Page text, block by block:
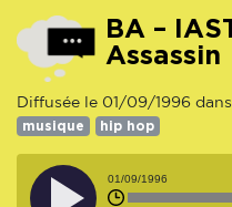
BA – IASTAR – Soul
Assassin
Diffusée le 01/09/1996 dans
musique hip hop
01/09/1996